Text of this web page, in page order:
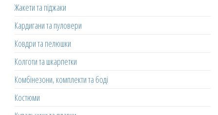
Жакети та піджаки
Кардигани та пуловери
Ковдри та пелюшки
Колготи та шкарпетки
Комбінезони, комплекти та боді
Костюми